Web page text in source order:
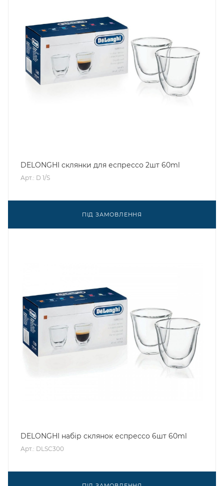
DELONGHI склянки для еспрессо 2шт 60ml
Арт.: D 1/S
ПІД ЗАМОВЛЕННЯ
DELONGHI набір склянок еспрессо 6шт 60ml
Арт.: DLSC300